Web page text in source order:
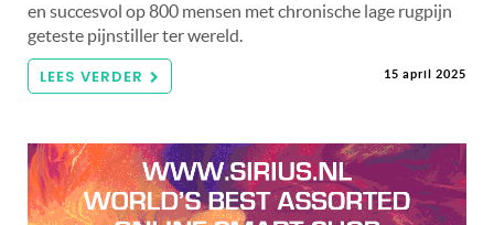
en succesvol op 800 mensen met chronische lage rugpijn
geteste pijnstiller ter wereld.
LEES VERDER 15 april 2025